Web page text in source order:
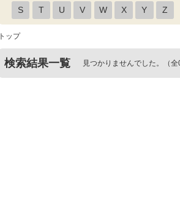
S T U V W X Y Z
トップ
検索結果一覧 見つかりませんでした。（全